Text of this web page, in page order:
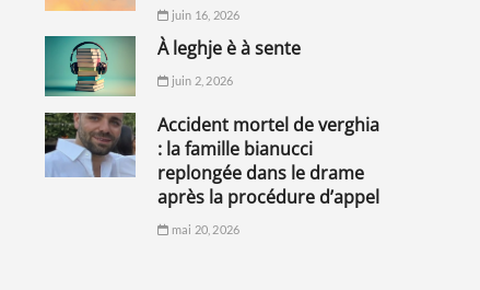
juin 16, 2026
à leghje è à sente
juin 2, 2026
accident mortel de verghia
: la famille bianucci
replongée dans le drame
après la procédure d’appel
mai 20, 2026